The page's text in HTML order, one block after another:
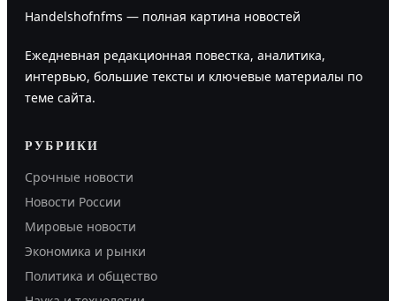
Handelshofnfms — полная картина новостей
Ежедневная редакционная повестка, аналитика,
интервью, большие тексты и ключевые материалы по
теме сайта.
РУБРИКИ
Срочные новости
Новости России
Мировые новости
Экономика и рынки
Политика и общество